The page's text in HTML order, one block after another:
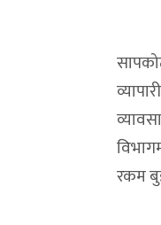
रकम